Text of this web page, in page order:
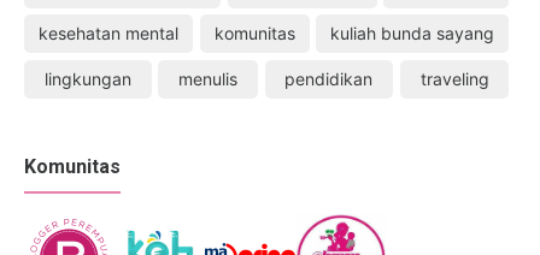
kesehatan mental komunitas kuliah bunda sayang
lingkungan menulis pendidikan traveling
Komunitas